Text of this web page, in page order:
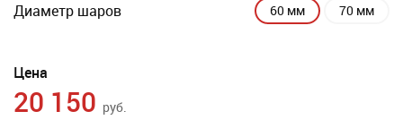
Диаметр шаров 60 мм 70 мм
Цена
20 150 руб.